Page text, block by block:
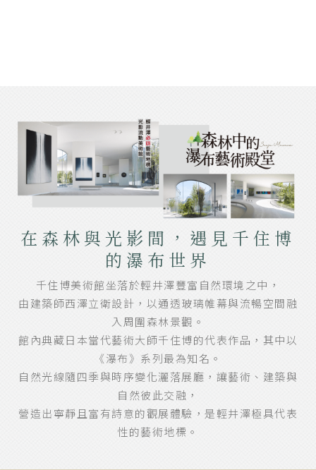
在森林與光影間，遇見千住博
的瀑布世界
千住博美術館坐落於輕井澤豐富自然環境之中，
由建築師西澤立衛設計，以通透玻璃帷幕與流暢空間融
入周圍森林景觀。
館內典藏日本當代藝術大師千住博的代表作品，其中以
《瀑布》系列最為知名。
自然光線隨四季與時序變化灑落展廳，讓藝術、建築與
自然彼此交融，
營造出寧靜且富有詩意的觀展體驗，是輕井澤極具代表
性的藝術地標。